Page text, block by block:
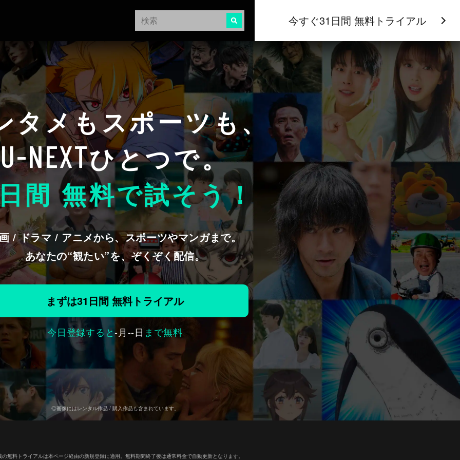
今すぐ31日間 無料トライアル
タメもスポーツも、
U-NEXTひとつで。
間 無料で試そう！
/ ドラマ / アニメから、スポーツやマンガまで。
あなたの“観たい”を、ぞくぞく配信。
まずは31日間 無料トライアル
今日登録すると-月--日 まで無料
◎画像にはレンタル作品 / 購入作品も含まれています。
無料トライアルは本ページ経由の新規登録に適用。無料期間終了後は通常料金で自動更新となります。